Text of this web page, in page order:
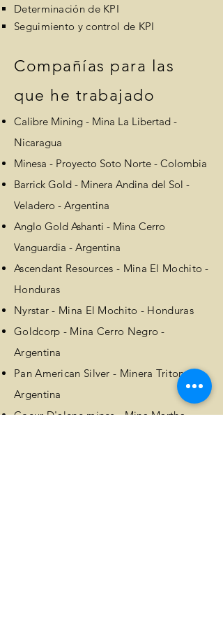
Determinación de KPI​
Seguimiento y control de KPI
Compañías para las
que he trabajado
Calibre Mining - Mina La Libertad -
Nicaragua
Minesa - Proyecto Soto Norte - Colombia
Barrick Gold - Minera Andina del Sol -
Veladero - Argentina
Anglo Gold Ashanti - Mina Cerro
Vanguardia - Argentina
Ascendant Resources - Mina El Mochito -
Honduras
Nyrstar - Mina El Mochito - Honduras
Goldcorp - Mina Cerro Negro -
Argentina
Pan American Silver - Minera Triton -
Argentina
Coeur D'alene mines - Mina Martha -